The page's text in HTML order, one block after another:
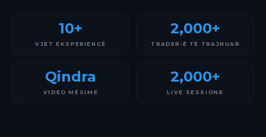
10+
VJET EKSPERIENCË
2,000+
TRADER-Ë TË TRAJNUAR
Qindra
VIDEO MËSIME
2,000+
LIVE SESSIONE